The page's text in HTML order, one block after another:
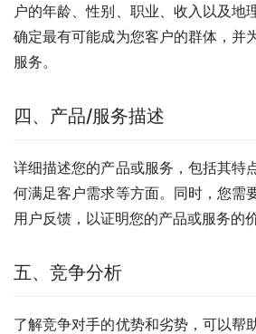
户的年龄、性别、职业、收入以及地
确定最有可能成为您客户的群体，并
服务。
四、产品/服务描述
详细描述您的产品或服务，包括其特
何满足客户需求等方面。同时，您需
用户反馈，以证明您的产品或服务的
五、竞争分析
了解竞争对手的优势和劣势，可以帮